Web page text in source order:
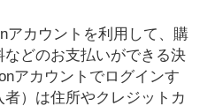
アカウントを利用して、購
などのお支払いができる決
アカウントでログインす
）は住所やクレジットカ